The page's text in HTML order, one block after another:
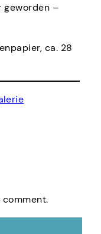
geworden –
ca. 28